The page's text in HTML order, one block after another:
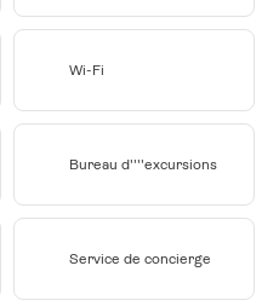
Wi-Fi
Bureau d''''excursions
Service de concierge